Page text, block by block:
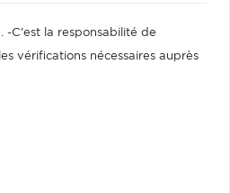
-C'est la responsabilité de
vérifications nécessaires auprès